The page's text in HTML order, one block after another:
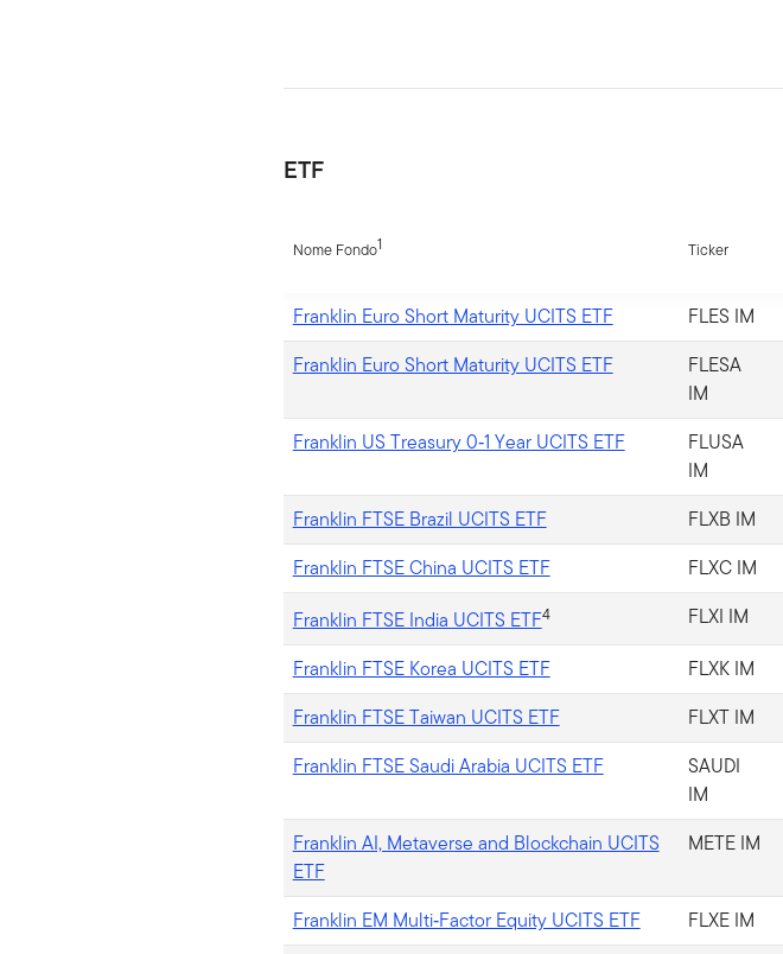
ETF
Nome Fondo1 Ticker
Franklin Euro Short Maturity UCITS ETF FLES IM
Franklin Euro Short Maturity UCITS ETF
FLESA
IM
Franklin US Treasury 0‑1 Year UCITS ETF
FLUSA
IM
Franklin FTSE Brazil UCITS ETF FLXB IM
Franklin FTSE China UCITS ETF
FLXC IM
Franklin FTSE India UCITS ETF4 FLXI IM
Franklin FTSE Korea UCITS ETF
FLXK IM
Franklin FTSE Taiwan UCITS ETF
FLXT IM
Franklin FTSE Saudi Arabia UCITS ETF
SAUDI
IM
Franklin AI, Metaverse and Blockchain UCITS
ETF
METE IM
Franklin EM Multi‑Factor Equity UCITS ETF FLXE IM